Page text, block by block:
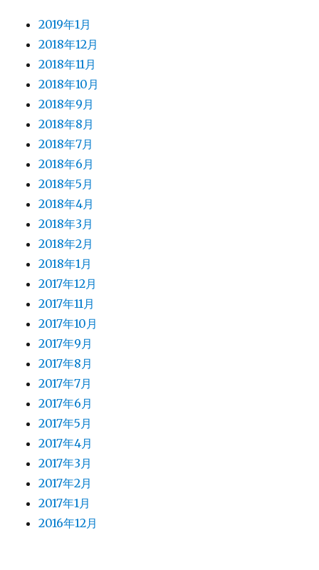
2019年1月
2018年12月
2018年11月
2018年10月
2018年9月
2018年8月
2018年7月
2018年6月
2018年5月
2018年4月
2018年3月
2018年2月
2018年1月
2017年12月
2017年11月
2017年10月
2017年9月
2017年8月
2017年7月
2017年6月
2017年5月
2017年4月
2017年3月
2017年2月
2017年1月
2016年12月